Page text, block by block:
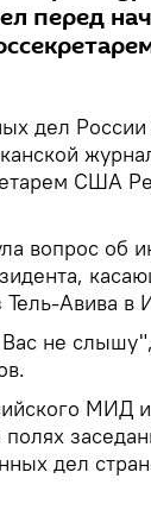
перед
дел
США
вопрос об
Авива в
Вас не
МИД
дел